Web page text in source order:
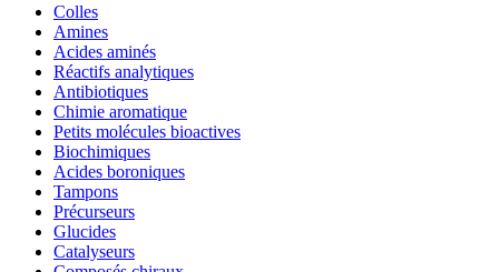
Colles
Amines
Acides aminés
Réactifs analytiques
Antibiotiques
Chimie aromatique
Petits molécules bioactives
Biochimiques
Acides boroniques
Tampons
Précurseurs
Glucides
Catalyseurs